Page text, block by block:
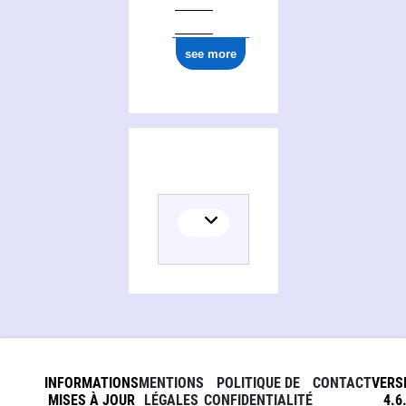
see more
INFORMATIONS
MISES À JOUR
MENTIONS
LÉGALES
POLITIQUE DE
CONFIDENTIALITÉ
CONTACT